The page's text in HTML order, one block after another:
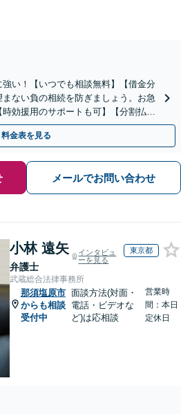
強い！【いつでも相談無料】【借金分
ない負の相続を防ぎましょう。お急
効援用のサポートも可】【分割払い
料金表を見る
メールでお問い合わせ
小林 遠矢
弁護士
インタビュ
ーを見る
東京都
武蔵総合法律事務所
那須塩原市
からも相談
受付中
面談方法(対面・
電話・ビデオな
ど)は応相談
営業時
間：本日
定休日